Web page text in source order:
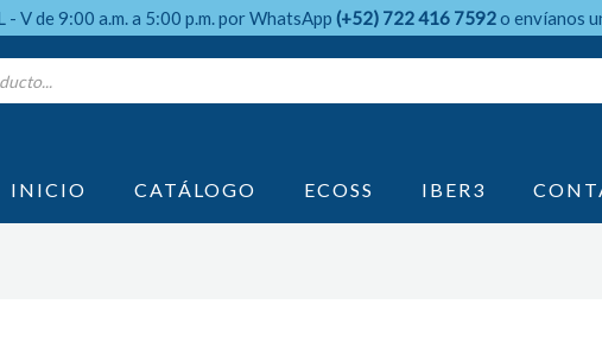
V de 9:00 a.m. a 5:00 p.m. por WhatsApp (+52) 722 416 7592o envíanos
INICIO CATÁLOGO ECOSS IBER3